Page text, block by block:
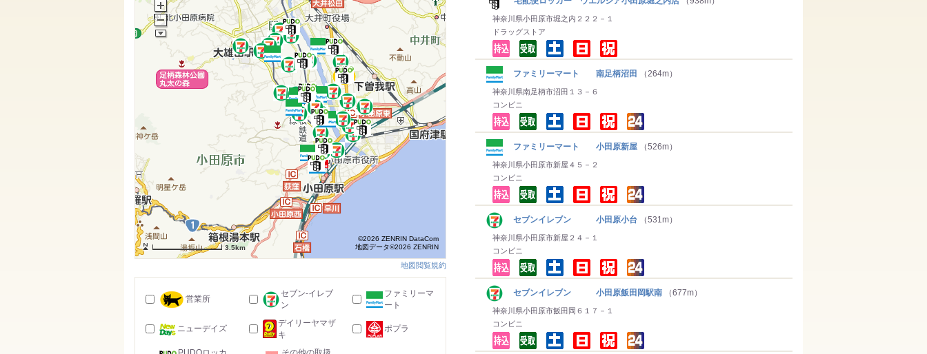
神奈川県小田原市堀之内２２２－１
ドラッグストア
ファミリーマート 南足柄沼田 （264m）
神奈川県南足柄市沼田１３－６
コンビニ
ファミリーマート 小田原新屋 （526m）
神奈川県小田原市新屋４５－２
コンビニ
セブンイレブン 小田原小台 （531m）
神奈川県小田原市新屋２４－１
コンビニ
セブンイレブン 小田原飯田岡駅南 （677m）
神奈川県小田原市飯田岡６１７－１
コンビニ
3.5km
©2026 ZENRIN DataCom
地図データ©2026 ZENRIN
地図閲覧規約
営業所
セブン-イレブ
ン
ファミリーマ
ート
ニューデイズ
デイリーヤマザ
キ
ポプラ